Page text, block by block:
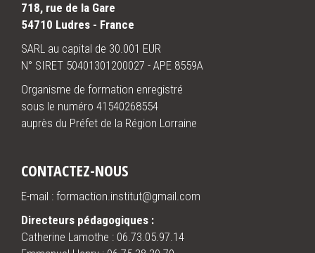
718, rue de la Gare
54710 Ludres - France
SARL au capital de 30.001 EUR
N° SIRET 50401301200027 - APE 8559A
Organisme de formation enregistré
sous le numéro 41540268554
auprès du Préfet de la Région Lorraine
CONTACTEZ-NOUS
E-mail : formaction.institut@gmail.com
Directeurs pédagogiques :
Catherine Lamothe : 06.73.05.97.14